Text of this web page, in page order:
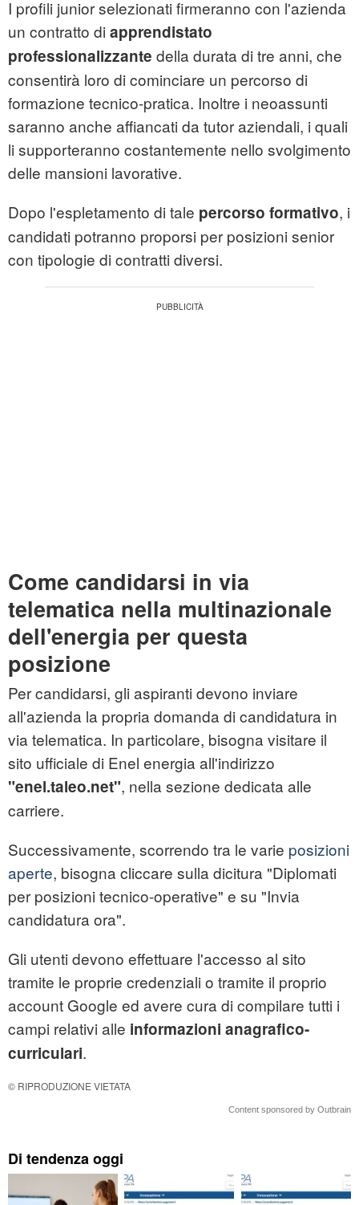
I profili junior selezionati firmeranno con l'azienda
un contratto di apprendistato
professionalizzante della durata di tre anni, che
consentirà loro di cominciare un percorso di
formazione tecnico-pratica. Inoltre i neoassunti
saranno anche affiancati da tutor aziendali, i quali
li supporteranno costantemente nello svolgimento
delle mansioni lavorative.
Dopo l'espletamento di tale percorso formativo, i
candidati potranno proporsi per posizioni senior
con tipologie di contratti diversi.
Come candidarsi in via
telematica nella multinazionale
dell'energia per questa
posizione
Per candidarsi, gli aspiranti devono inviare
all'azienda la propria domanda di candidatura in
via telematica. In particolare, bisogna visitare il
sito ufficiale di Enel energia all'indirizzo
"enel.taleo.net", nella sezione dedicata alle
carriere.
Successivamente, scorrendo tra le varie posizioni
aperte, bisogna cliccare sulla dicitura "Diplomati
per posizioni tecnico-operative" e su "Invia
candidatura ora".
Gli utenti devono effettuare l'accesso al sito
tramite le proprie credenziali o tramite il proprio
account Google ed avere cura di compilare tutti i
campi relativi alle informazioni anagrafico-
curriculari.
© RIPRODUZIONE VIETATA
Content sponsored by Outbrain
Di tendenza oggi